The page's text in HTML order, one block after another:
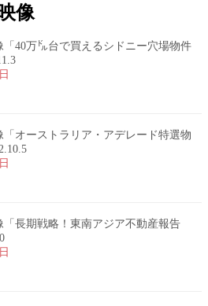
像
「40万㌦台で買えるシドニー穴場物件
「オーストラリア・アデレード特選物
「長期戦略！東南アジア不動産報告